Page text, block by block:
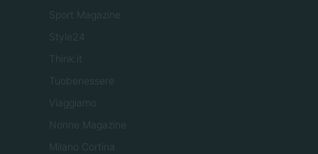
Sport Magazine
Style24
Think.it
Tuobenessere
Viaggiamo
Nonne Magazine
Milano Cortina